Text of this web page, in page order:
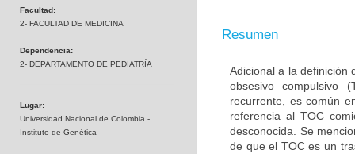
Facultad:
2- FACULTAD DE MEDICINA
Dependencia:
2- DEPARTAMENTO DE PEDIATRÍA
Lugar:
Universidad Nacional de Colombia -
Instituto de Genética
Resumen
Adicional a la definición
obsesivo compulsivo
recurrente, es común
referencia al TOC
desconocida. Se
de que el TOC es un